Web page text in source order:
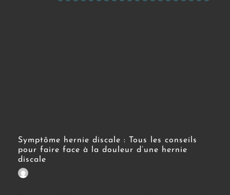
Symptôme hernie discale : Tous les conseils
pour faire face à la douleur d’une hernie
discale